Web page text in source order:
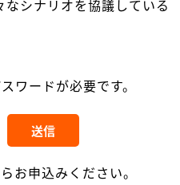
シナリオを協議している
ワードが必要です。
お申込みください。